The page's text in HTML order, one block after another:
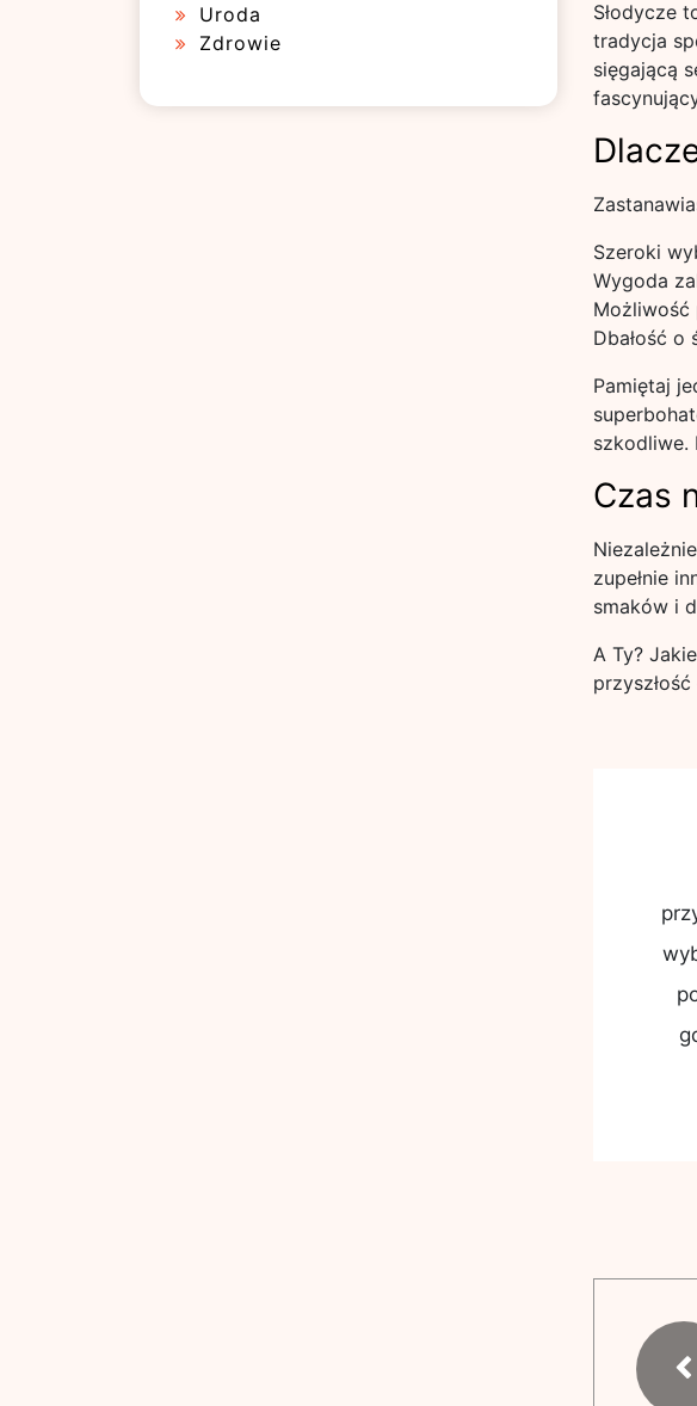
Słodycze
tradycja
sięgającą
Szeroki
Wygoda
Możliwość
Dbałość o
Pamiętaj
szkodliwe.
Czas
zupełnie
smaków i
A Ty?
Uroda
Zdrowie